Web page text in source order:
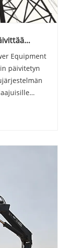
Equipment
päivitetyn